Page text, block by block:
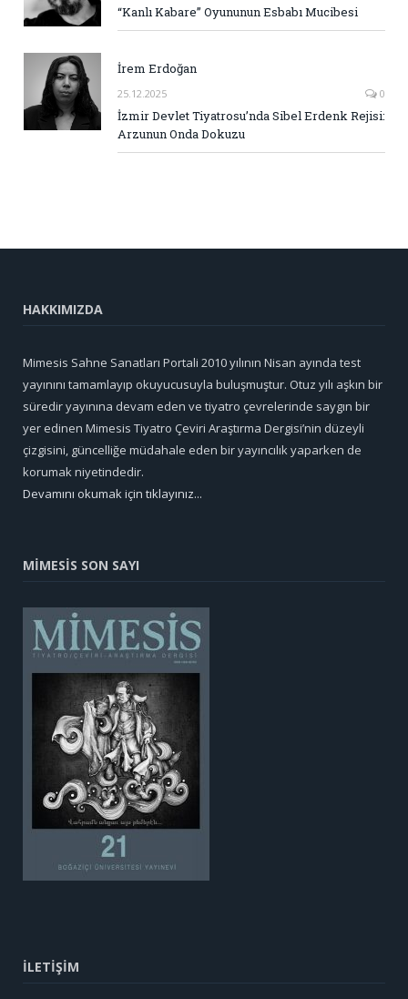
“Kanlı Kabare” Oyununun Esbabı Mucibesi
İrem Erdoğan
25.12.2025 0
İzmir Devlet Tiyatrosu’nda Sibel Erdenk Rejisi:
Arzunun Onda Dokuzu
HAKKIMIZDA
Mimesis Sahne Sanatları Portali 2010 yılının Nisan ayında test
yayınını tamamlayıp okuyucusuyla buluşmuştur. Otuz yılı aşkın bir
süredir yayınına devam eden ve tiyatro çevrelerinde saygın bir
yer edinen Mimesis Tiyatro Çeviri Araştırma Dergisi’nin düzeyli
çizgisini, güncelliğe müdahale eden bir yayıncılık yaparken de
korumak niyetindedir.
Devamını okumak için tıklayınız...
MİMESİS SON SAYI
İLETİŞİM